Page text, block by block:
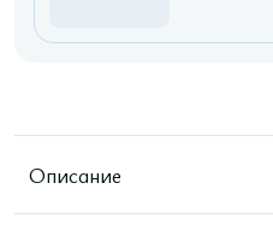
Описание